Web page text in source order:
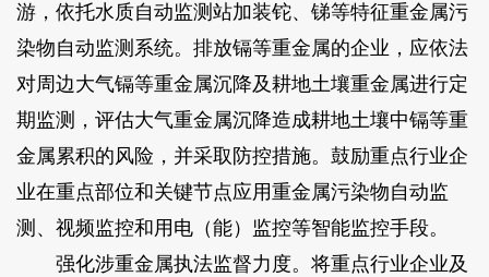
游，依托水质自动监测站加装铊、锑等特征重金属污
染物自动监测系统。排放镉等重金属的企业，应依法
对周边大气镉等重金属沉降及耕地土壤重金属进行定
期监测，评估大气重金属沉降造成耕地土壤中镉等重
金属累积的风险，并采取防控措施。鼓励重点行业企
业在重点部位和关键节点应用重金属污染物自动监
测、视频监控和用电（能）监控等智能监控手段。
强化涉重金属执法监督力度。将重点行业企业及